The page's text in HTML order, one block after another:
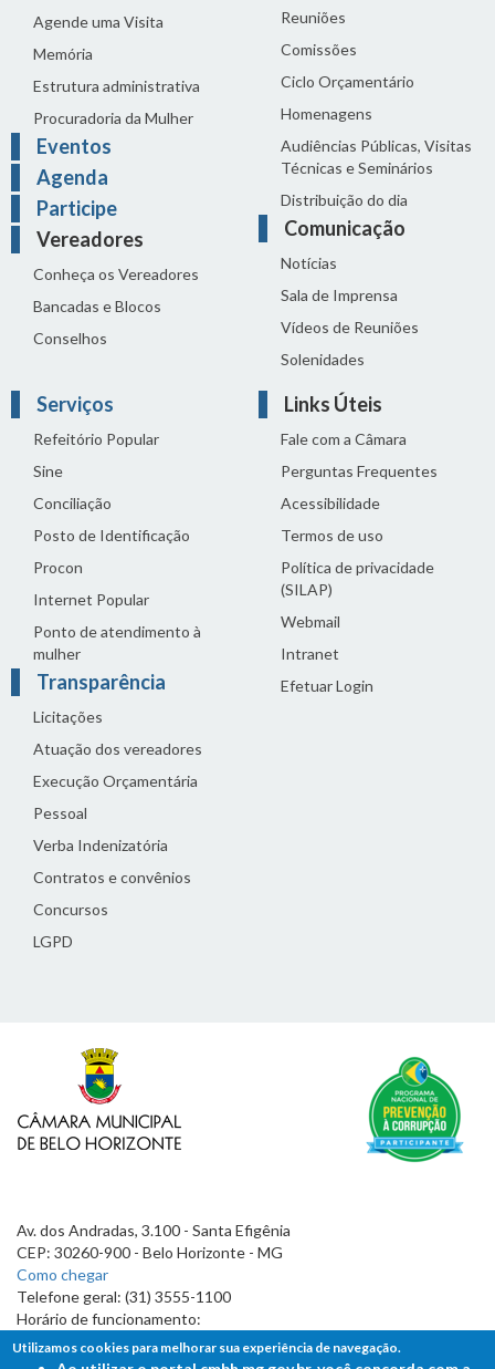
Agende uma Visita
Memória
Estrutura administrativa
Procuradoria da Mulher
Eventos
Agenda
Participe
Vereadores
Conheça os Vereadores
Bancadas e Blocos
Conselhos
Reuniões
Comissões
Ciclo Orçamentário
Homenagens
Audiências Públicas, Visitas
Técnicas e Seminários
Distribuição do dia
Comunicação
Notícias
Sala de Imprensa
Vídeos de Reuniões
Solenidades
Serviços
Refeitório Popular
Sine
Conciliação
Posto de Identificação
Procon
Internet Popular
Ponto de atendimento à
mulher
Transparência
Licitações
Atuação dos vereadores
Execução Orçamentária
Pessoal
Verba Indenizatória
Contratos e convênios
Concursos
LGPD
Links Úteis
Fale com a Câmara
Perguntas Frequentes
Acessibilidade
Termos de uso
Política de privacidade
(SILAP)
Webmail
Intranet
Efetuar Login
Av. dos Andradas, 3.100 - Santa Efigênia
CEP: 30260-900 - Belo Horizonte - MG
Como chegar
Telefone geral: (31) 3555-1100
Horário de funcionamento:
7h às 19h
Utilizamos cookies para melhorar sua experiência de navegação.